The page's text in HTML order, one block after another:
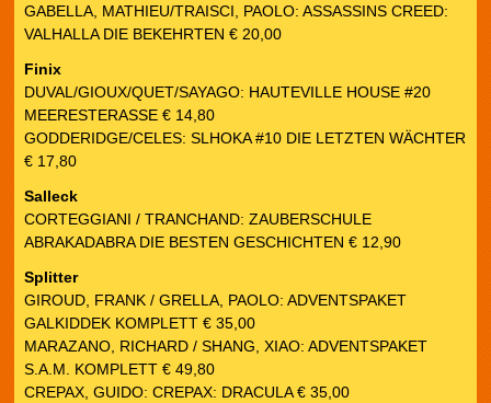
GABELLA, MATHIEU/TRAISCI, PAOLO: ASSASSINS CREED:
VALHALLA DIE BEKEHRTEN € 20,00
Finix
DUVAL/GIOUX/QUET/SAYAGO: HAUTEVILLE HOUSE #20
MEERESTERASSE € 14,80
GODDERIDGE/CELES: SLHOKA #10 DIE LETZTEN WÄCHTER
€ 17,80
Salleck
CORTEGGIANI / TRANCHAND: ZAUBERSCHULE
ABRAKADABRA DIE BESTEN GESCHICHTEN € 12,90
Splitter
GIROUD, FRANK / GRELLA, PAOLO: ADVENTSPAKET
GALKIDDEK KOMPLETT € 35,00
MARAZANO, RICHARD / SHANG, XIAO: ADVENTSPAKET
S.A.M. KOMPLETT € 49,80
CREPAX, GUIDO: CREPAX: DRACULA € 35,00